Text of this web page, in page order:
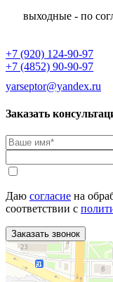
выходные - по
+7 (920) 124-90-97
+7 (4852) 90-90-97
yarseptor@yandex.ru
Заказать
Даю согласие на
соответствии с
Заказать звонок